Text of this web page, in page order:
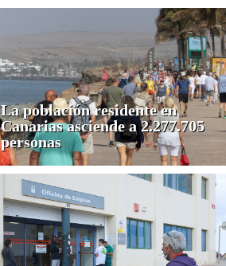
La población residente en
Canarias asciende a 2.277.705
personas